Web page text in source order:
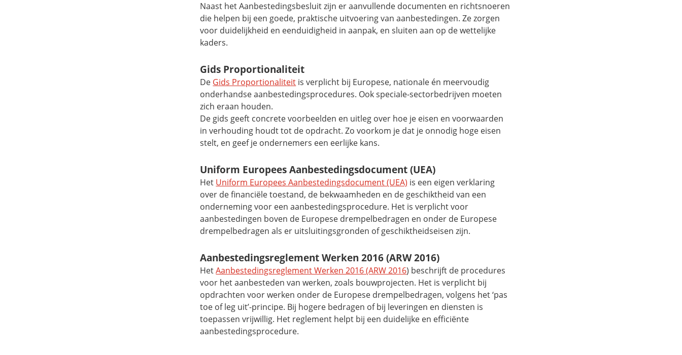
Naast het Aanbestedingsbesluit zijn er aanvullende documenten en richtsnoeren
die helpen bij een goede, praktische uitvoering van aanbestedingen. Ze zorgen
voor duidelijkheid en eenduidigheid in aanpak, en sluiten aan op de wettelijke
kaders.
Gids Proportionaliteit
De Gids Proportionaliteit is verplicht bij Europese, nationale én meervoudig
onderhandse aanbestedingsprocedures. Ook speciale-sectorbedrijven moeten
zich eraan houden.
De gids geeft concrete voorbeelden en uitleg over hoe je eisen en voorwaarden
in verhouding houdt tot de opdracht. Zo voorkom je dat je onnodig hoge eisen
stelt, en geef je ondernemers een eerlijke kans.
Uniform Europees Aanbestedingsdocument (UEA)
Het Uniform Europees Aanbestedingsdocument (UEA) is een eigen verklaring
over de financiële toestand, de bekwaamheden en de geschiktheid van een
onderneming voor een aanbestedingsprocedure. Het is verplicht voor
aanbestedingen boven de Europese drempelbedragen en onder de Europese
drempelbedragen als er uitsluitingsgronden of geschiktheidseisen zijn.
Aanbestedingsreglement Werken 2016 (ARW 2016)
HetAanbestedingsreglement Werken 2016 (ARW 2016) beschrijft de procedures
voor het aanbesteden van werken, zoals bouwprojecten. Het is verplicht bij
opdrachten voor werken onder de Europese drempelbedragen, volgens het ‘pas
toe of leg uit’-principe. Bij hogere bedragen of bij leveringen en diensten is
toepassen vrijwillig. Het reglement helpt bij een duidelijke en efficiënte
aanbestedingsprocedure.